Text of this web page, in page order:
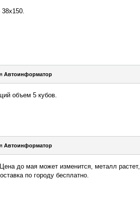
Автоинформатор
объем 5 кубов.
Автоинформатор
до мая может изменится, металл растет,
по городу бесплатно.